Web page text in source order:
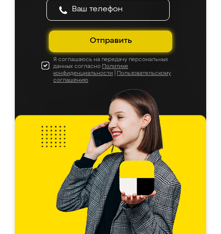
Отправить
Я соглашаюсь на передачу персональных
данных согласно Политике
конфиденциальности
Пользовательскому
соглашению